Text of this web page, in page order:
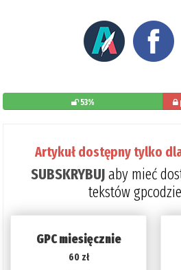
53%
Artykuł dostępny tylko
SUBSKRYBUJaby mieć
tekstów
GPC miesięcznie
60 zł